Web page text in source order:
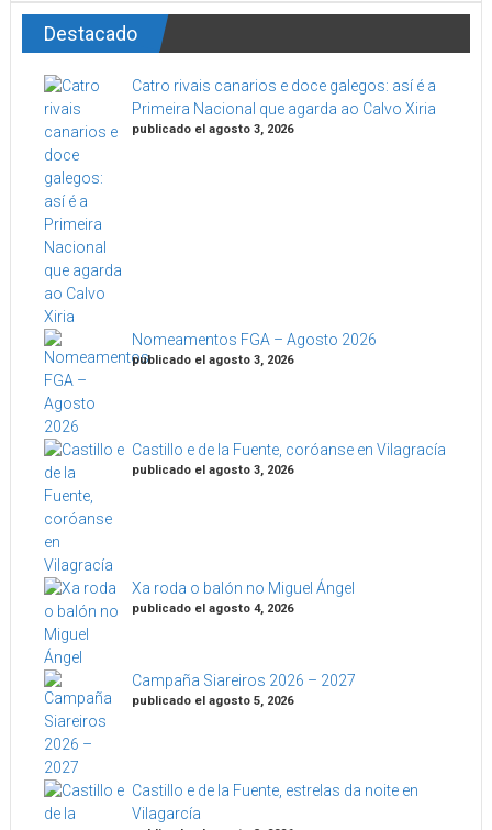
Destacado
Catro rivais canarios e doce galegos: así é a
Primeira Nacional que agarda ao Calvo Xiria
publicado el agosto 3, 2026
Nomeamentos FGA – Agosto 2026
publicado el agosto 3, 2026
Castillo e de la Fuente, coróanse en Vilagracía
publicado el agosto 3, 2026
Xa roda o balón no Miguel Ángel
publicado el agosto 4, 2026
Campaña Siareiros 2026 – 2027
publicado el agosto 5, 2026
Castillo e de la Fuente, estrelas da noite en
Vilagarcía